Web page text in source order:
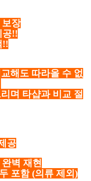
보장
공!!
!!
해도 따라올 수 없
며 타샵과 비교 절
공
벽 재현
포함 (의류 제외)